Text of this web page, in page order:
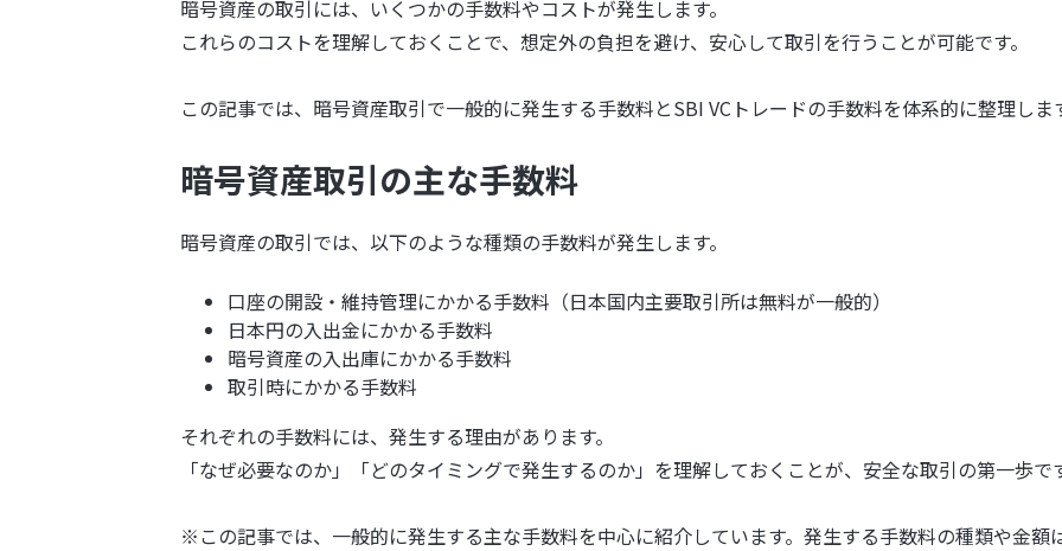
暗号資産の取引には、いくつかの手数料やコストが発生します。
これらのコストを理解しておくことで、想定外の負担を避け、安心して取引を行うことが可能です。
この記事では、暗号資産取引で一般的に発生する手数料とSBI VCトレードの手数料を体系的に整理しま
暗号資産取引の主な手数料
暗号資産の取引では、以下のような種類の手数料が発生します。
口座の開設・維持管理にかかる手数料（日本国内主要取引所は無料が一般的）
日本円の入出金にかかる手数料
暗号資産の入出庫にかかる手数料
取引時にかかる手数料
それぞれの手数料には、発生する理由があります。
「なぜ必要なのか」「どのタイミングで発生するのか」を理解しておくことが、安全な取引の第一歩で
※この記事では、一般的に発生する主な手数料を中心に紹介しています。発生する手数料の種類や金額